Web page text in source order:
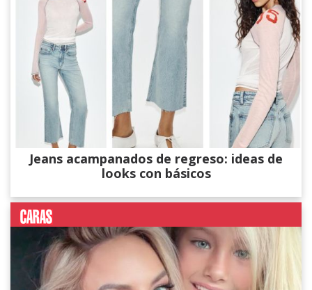
Jeans acampanados de regreso: ideas de
looks con básicos